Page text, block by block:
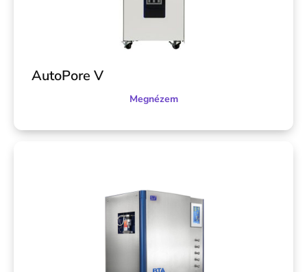
AutoPore V
Megnézem